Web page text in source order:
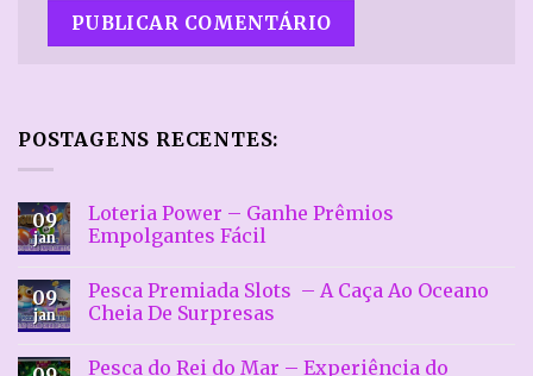
POSTAGENS RECENTES:
09
jan
Loteria Power – Ganhe Prêmios
Empolgantes Fácil
em
Loteria
Power
Prêmios
09
jan
Pesca Premiada Slots – A Caça Ao Oceano
Cheia De Surpresas
em
Pesca do Rei do Mar – Experiência do